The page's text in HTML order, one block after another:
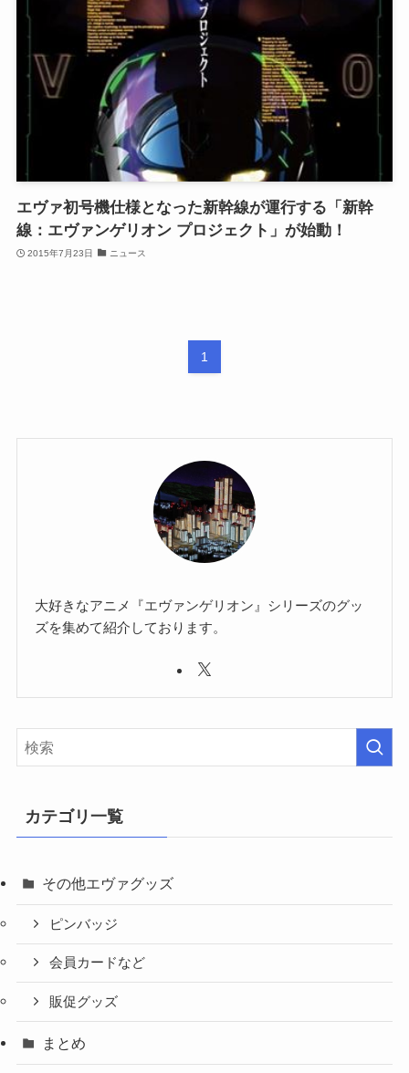
エヴァ初号機仕様となった新幹線が運行する「新幹
線：エヴァンゲリオン プロジェクト」が始動！
2015年7月23日 ニュース
1
大好きなアニメ『エヴァンゲリオン』シリーズのグッ
ズを集めて紹介しております。
カテゴリ一覧
その他エヴァグッズ
ピンバッジ
会員カードなど
販促グッズ
まとめ